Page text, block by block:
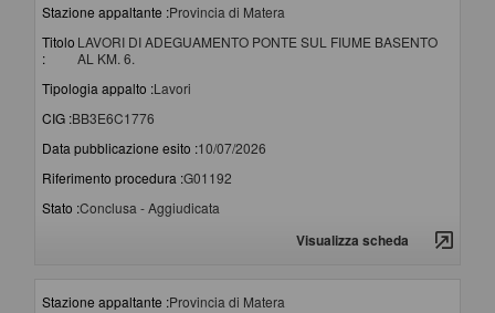
Stazione appaltante :Provincia di Matera
Titolo
:
LAVORI DI ADEGUAMENTO PONTE SUL FIUME BASENTO
AL KM. 6.
Tipologia appalto :Lavori
CIG :BB3E6C1776
Data pubblicazione esito :10/07/2026
Riferimento procedura :G01192
Stato :Conclusa - Aggiudicata
Visualizza scheda
Stazione appaltante :Provincia di Matera